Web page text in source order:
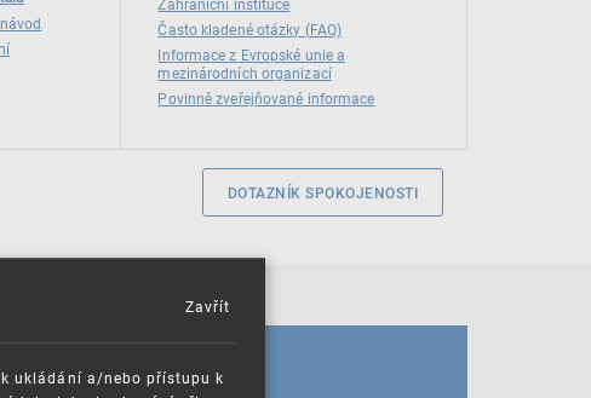
Zahraniční instituce
Často kladené otázky (FAQ)
Informace z Evropské unie a
mezinárodních organizací
Povinně zveřejňované informace
DOTAZNÍK SPOKOJENOSTI
KALENDÁŘ
ukládání a/nebo přístupu k
Zavřít